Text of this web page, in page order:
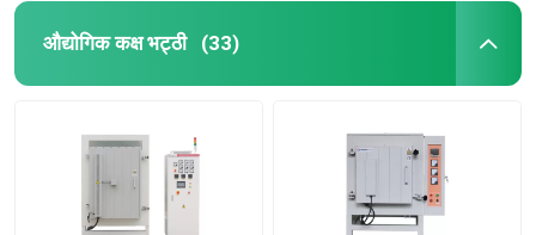
औद्योगिक कक्ष भट्ठी (33)